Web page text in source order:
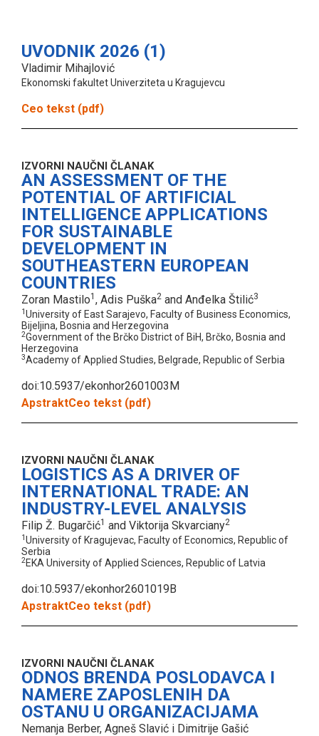
UVODNIK 2026 (1)
Vladimir Mihajlović
Ekonomski fakultet Univerziteta u Kragujevcu
Ceo tekst (pdf)
IZVORNI NAUČNI ČLANAK
AN ASSESSMENT OF THE
POTENTIAL OF ARTIFICIAL
INTELLIGENCE APPLICATIONS
FOR SUSTAINABLE
DEVELOPMENT IN
SOUTHEASTERN EUROPEAN
COUNTRIES
Zoran Mastilo1 , Adis Puška2 and Anđelka Štilić3
1University of East Sarajevo, Faculty of Business Economics,
Bijeljina, Bosnia and Herzegovina
2Government of the Brčko District of BiH, Brčko, Bosnia and
Herzegovina
3Academy of Applied Studies, Belgrade, Republic of Serbia
doi:10.5937/ekonhor2601003M
ApstraktCeo tekst (pdf)
IZVORNI NAUČNI ČLANAK
LOGISTICS AS A DRIVER OF
INTERNATIONAL TRADE: AN
INDUSTRY-LEVEL ANALYSIS
Filip Ž. Bugarčić1 and Viktorija Skvarciany2
1University of Kragujevac, Faculty of Economics, Republic of
Serbia
2EKA University of Applied Sciences, Republic of Latvia
doi:10.5937/ekonhor2601019B
ApstraktCeo tekst (pdf)
IZVORNI NAUČNI ČLANAK
ODNOS BRENDA POSLODAVCA I
NAMERE ZAPOSLENIH DA
OSTANU U ORGANIZACIJAMA
Nemanja Berber, Agneš Slavić i Dimitrije Gašić